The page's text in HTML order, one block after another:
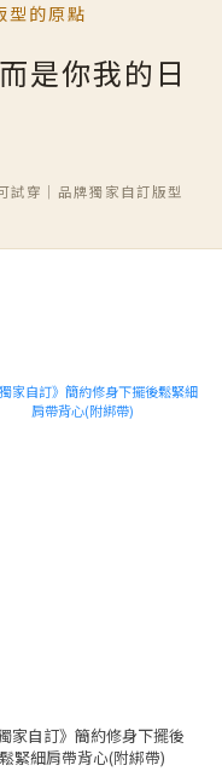
型的原點
是你我的日
試穿｜品牌獨家自訂版型
獨家自訂》簡約修身下擺後
鬆緊細肩帶背心(附綁帶)